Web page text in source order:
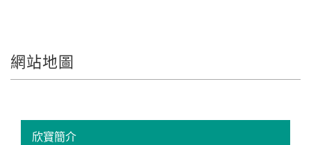
網站地圖
欣寶簡介